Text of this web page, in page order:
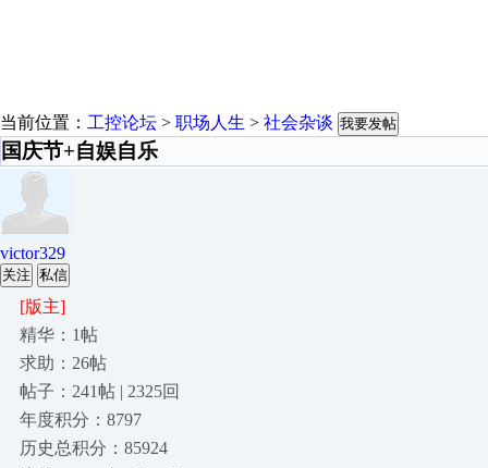
当前位置： 工控论坛 > 职场人生 > 社会杂谈 我要发帖
国庆节+自娱自乐
victor329
关注 私信
[版主]
精华：1帖
求助：26帖
帖子：241帖 | 2325回
年度积分：8797
历史总积分：85924